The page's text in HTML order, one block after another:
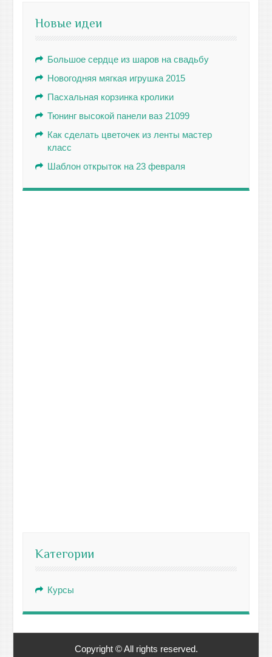
Новые идеи
Большое сердце из шаров на свадьбу
Новогодняя мягкая игрушка 2015
Пасхальная корзинка кролики
Тюнинг высокой панели ваз 21099
Как сделать цветочек из ленты мастер
класс
Шаблон открыток на 23 февраля
Категории
Курсы
Copyright © All rights reserved.